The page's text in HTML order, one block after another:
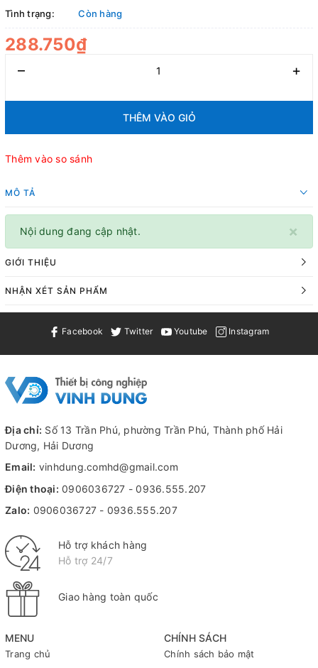
Tình trạng:
Còn hàng
288.750₫
– +
THÊM VÀO GIỎ
Thêm vào so sánh
MÔ TẢ
×
Nội dung đang cập nhật.
GIỚI THIỆU
NHẬN XÉT SẢN PHẨM
Facebook Twitter Youtube Instagram
MENU
Trang chủ
CHÍNH SÁCH
Chính sách bảo mật
Địa chỉ: Số 13 Trần Phú, phường Trần Phú, Thành phố Hải
Dương, Hải Dương
Email: vinhdung.comhd@gmail.com
Điện thoại: 0906036727 -0936.555.207
Zalo: 0906036727 - 0936.555.207
Hỗ trợ khách hàng
Hỗ trợ 24/7
Giao hàng toàn quốc